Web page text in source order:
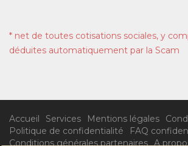
* net de toutes cotisations sociales, y
déduites automatiquement par la Scam
Accueil Services Mentions légales
Politique de confidentialité
FAQ
Conditions générales partenaires A